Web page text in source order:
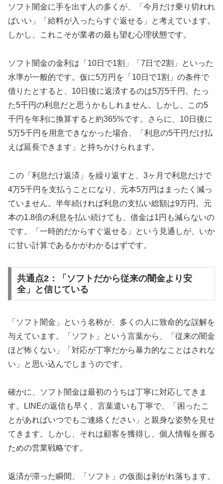
ソフト闇金に手を出す人の多くが、「今月だけ乗り切れれ
ばいい」「給料が入ったらすぐ返せる」と考えています。
しかし、これこそが業者の最も望む心理状態です。
ソフト闇金の金利は「10日で1割」「7日で2割」といった
水準が一般的です。仮に5万円を「10日で1割」の条件で
借りたとすると、10日後に返済するのは5万5千円。たっ
た5千円の利息だと思うかもしれません。しかし、この5
千円を年利に換算すると約365%です。さらに、10日後に
5万5千円を用意できなかった場合、「利息の5千円だけ払
えば延長できます」と持ちかけられます。
この「利息だけ返済」を繰り返すと、3ヶ月で利息だけで
4万5千円を支払うことになり、元本5万円はまったく減っ
ていません。半年続ければ利息の支払い総額は9万円。元
本の1.8倍の利息を払い続けても、借金は1円も減らないの
です。「一時的だからすぐ返せる」という見通しが、いか
に甘い計算であるかがわかるはずです。
共通点2：「ソフトだから従来の闇金より安
全」と信じている
「ソフト闇金」という名称が、多くの人に致命的な誤解を
与えています。「ソフト」という言葉から、「従来の闇金
ほど怖くない」「対応が丁寧だから暴力的なことはされな
い」と思い込んでしまうのです。
確かに、ソフト闇金は最初のうちは丁寧に対応してきま
す。LINEの返信も早く、言葉遣いも丁寧で、「困ったこ
とがあればいつでもご連絡ください」と親身な姿勢を見せ
てきます。しかし、それは顧客を獲得し、個人情報を握る
ための営業戦略です。
返済が滞った瞬間、「ソフト」の仮面は剥がれ落ちます。